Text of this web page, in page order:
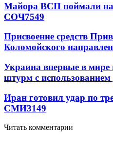
Майора ВСП поймали
СОЧ7549
Присвоение средств
Коломойского
Украина впервые в
штурм с использованием
Иран готовил удар по
СМИ3149
Читать комментарии